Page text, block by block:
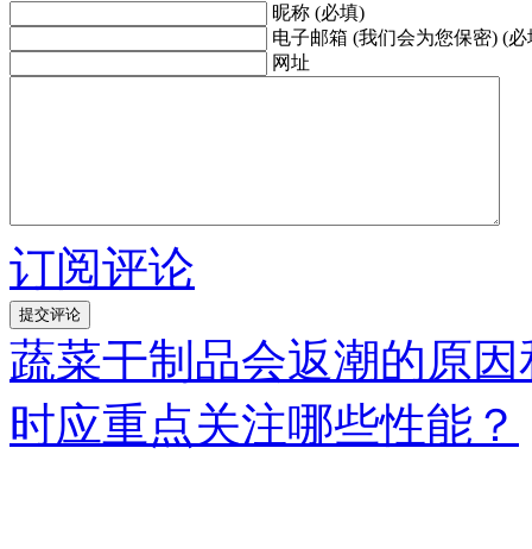
昵称 (必填)
电子邮箱 (我们会为您保密) (必
网址
订阅评论
蔬菜干制品会返潮的原
时应重点关注哪些性能？